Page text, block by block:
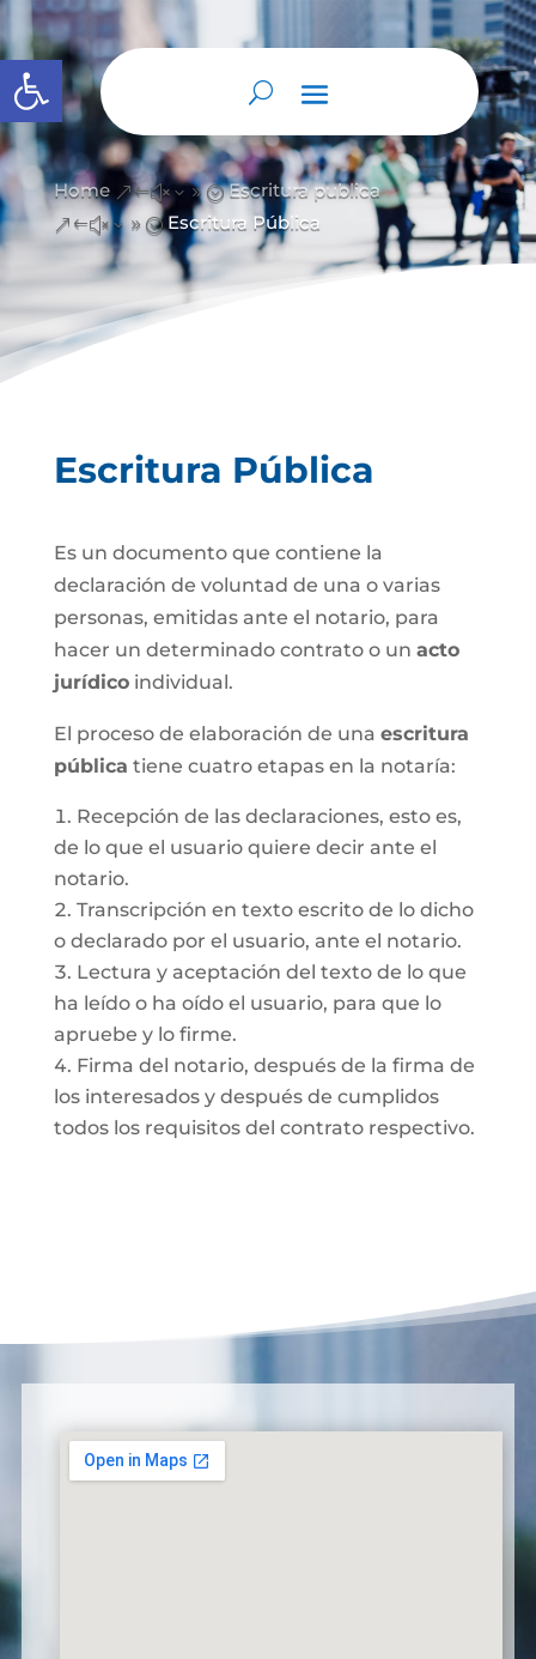
Open toolbar
Home &#x39; Escritura publica
&#x39; Escritura Pública
Escritura Pública
Es un documento que contiene la
declaración de voluntad de una o varias
personas, emitidas ante el notario, para
hacer un determinado contrato o un acto
jurídicoindividual.
El proceso de elaboración de una escritura
pública tiene cuatro etapas en la notaría:
Recepción de las declaraciones, esto es,
de lo que el usuario quiere decir ante el
notario.
Transcripción en texto escrito de lo dicho
o declarado por el usuario, ante el notario.
Lectura y aceptación del texto de lo que
ha leído o ha oído el usuario, para que lo
apruebe y lo firme.
Firma del notario, después de la firma de
los interesados y después de cumplidos
todos los requisitos del contrato respectivo.